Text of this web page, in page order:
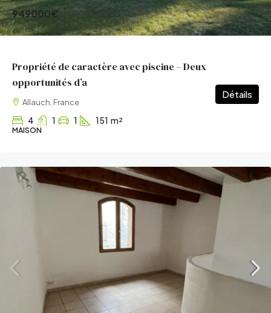
949000€
Propriété de caractère avec piscine – Deux
opportunités d’a
Allauch, France
4 1 1 151 m²
MAISON
Détails